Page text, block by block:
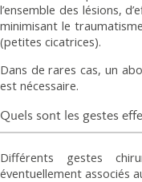
l’ensemble des lésions,
minimisant le
(petites cicatrices).
Dans de rares cas, un
est nécessaire.
Quels sont les gestes
Différents gestes
éventuellement associés